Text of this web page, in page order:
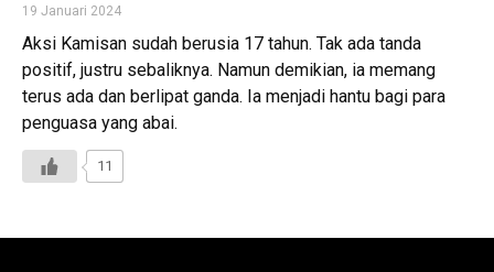
19 Januari 2024
Aksi Kamisan sudah berusia 17 tahun. Tak ada tanda
positif, justru sebaliknya. Namun demikian, ia memang
terus ada dan berlipat ganda. Ia menjadi hantu bagi para
penguasa yang abai.
11